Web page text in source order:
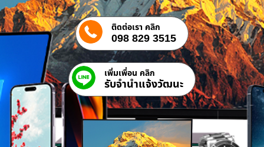
ติดต่อเรา คลิก
098 829 3515
เพิ่มเพื่อน คลิก
รับจํานําแจ้งวัฒนะ